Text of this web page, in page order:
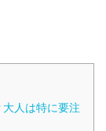
人は特に要注